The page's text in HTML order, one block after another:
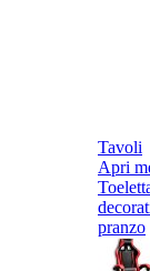
Tavoli
Apri
pranzo